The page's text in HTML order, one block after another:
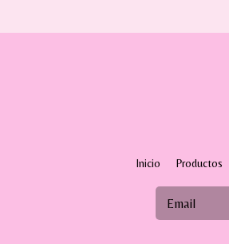
Inicio Productos